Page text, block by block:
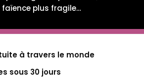
plus fragile…
à travers le monde
sous 30 jours